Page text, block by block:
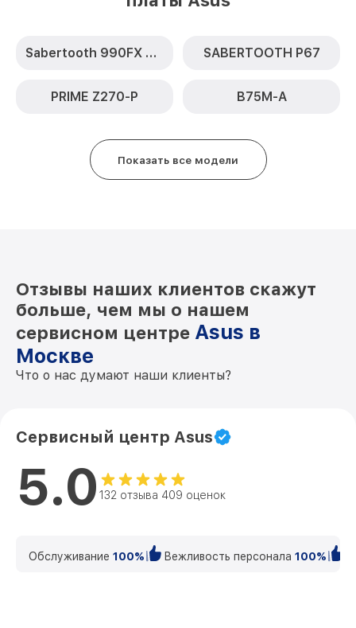
Sabertooth 990FX R2.0 SABERTOOTH P67
PRIME Z270-P B75M-A
Показать все модели
Отзывы наших клиентов скажут
больше, чем мы о нашем
сервисном центре Asus в
Москве
Что о нас думают наши клиенты?
Сервисный центр Asus
5.0 132 отзыва 409 оценок
Обслуживание 100% Вежливость персонала 100%